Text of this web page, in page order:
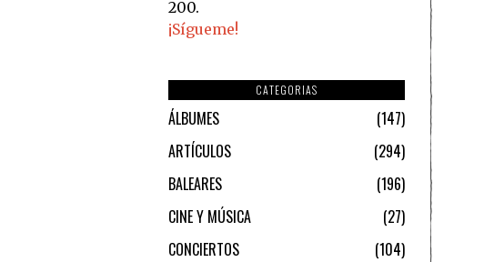
200.
¡Sígueme!
CATEGORIAS
ÁLBUMES
147
ARTÍCULOS
294
BALEARES
196
CINE Y MÚSICA
27
CONCIERTOS
104